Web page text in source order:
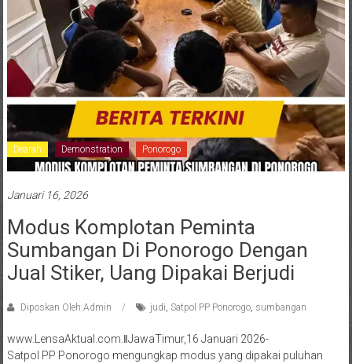
Dearah Demonstration Ponorogo
Januari 16, 2026
Modus Komplotan Peminta
Sumbangan Di Ponorogo Dengan
Jual Stiker, Uang Dipakai Berjudi
Diposkan Oleh:Admin judi Satpol PP Ponorogo, sumbangan
www.LensaAktual.com.ǁJawaTimur,16 Januari 2026-
Satpol PP Ponorogo mengungkap modus yang dipakai puluhan